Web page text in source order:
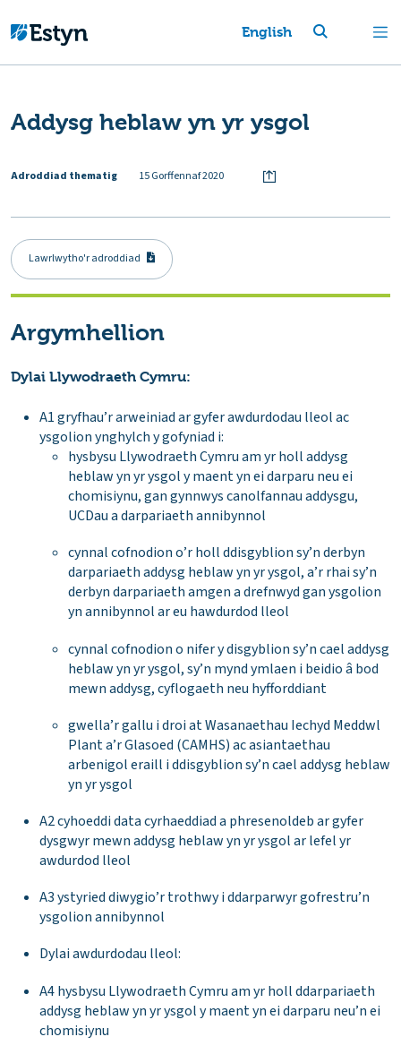
English
Addysg heblaw yn yr ysgol
Adroddiad thematig 15 Gorffennaf 2020
Lawrlwytho'r adroddiad
Argymhellion
Dylai Llywodraeth Cymru:
A1 gryfhau’r arweiniad ar gyfer awdurdodau lleol ac
ysgolion ynghylch y gofyniad i:
hysbysu Llywodraeth Cymru am yr holl addysg
heblaw yn yr ysgol y maent yn ei darparu neu ei
chomisiynu, gan gynnwys canolfannau addysgu,
UCDau a darpariaeth annibynnol
cynnal cofnodion o’r holl ddisgyblion sy’n derbyn
darpariaeth addysg heblaw yn yr ysgol, a’r rhai sy’n
derbyn darpariaeth amgen a drefnwyd gan ysgolion
yn annibynnol ar eu hawdurdod lleol
cynnal cofnodion o nifer y disgyblion sy’n cael addysg
heblaw yn yr ysgol, sy’n mynd ymlaen i beidio â bod
mewn addysg, cyflogaeth neu hyfforddiant
gwella’r gallu i droi at Wasanaethau Iechyd Meddwl
Plant a’r Glasoed (CAMHS) ac asiantaethau
arbenigol eraill i ddisgyblion sy’n cael addysg heblaw
yn yr ysgol
A2 cyhoeddi data cyrhaeddiad a phresenoldeb ar gyfer
dysgwyr mewn addysg heblaw yn yr ysgol ar lefel yr
awdurdod lleol
A3 ystyried diwygio’r trothwy i ddarparwyr gofrestru’n
ysgolion annibynnol
Dylai awdurdodau lleol:
A4 hysbysu Llywodraeth Cymru am yr holl ddarpariaeth
addysg heblaw yn yr ysgol y maent yn ei darparu neu’n ei
chomisiynu